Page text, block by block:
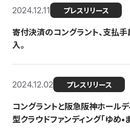
2024.12.11 プレスリリース
寄付決済のコングラント、支払
入。
2024.12.02 プレスリリース
コングラントと阪急阪神ホール
型クラウドファンディング「ゆめ•